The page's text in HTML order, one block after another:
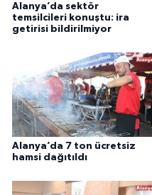
Alanya’da sektör
temsilcileri konuştu: ira
getirisi bildirilmiyor
Alanya’da 7 ton ücretsiz
hamsi dağıtıldı